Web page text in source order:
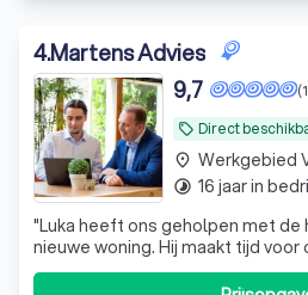
4.Martens Advies
local_offer Direct
9,7
"Luka heeft ons geholpen met de
nieuwe woning. Hij maakt tijd
begrijpbare uitleg. Bespreekt
laat zien waarom hij bepaalde
place Werkgebied
timelapse 16 jaar in